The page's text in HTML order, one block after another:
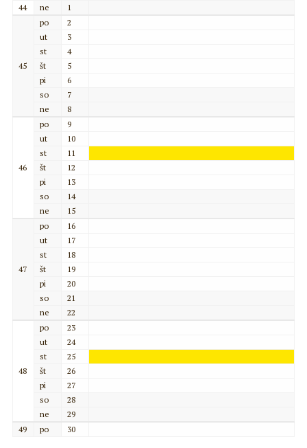
44
ne 1
45
po
2
ut
3
st
4
št
5
pi
6
so
7
ne
8
46
po
9
ut
10
st
11
št
12
pi
13
so
14
ne
15
47
po
16
ut
17
st
18
št
19
pi
20
so
21
ne
22
48
po
23
ut
24
st
25
št
26
pi
27
so
28
ne
29
49
po 30